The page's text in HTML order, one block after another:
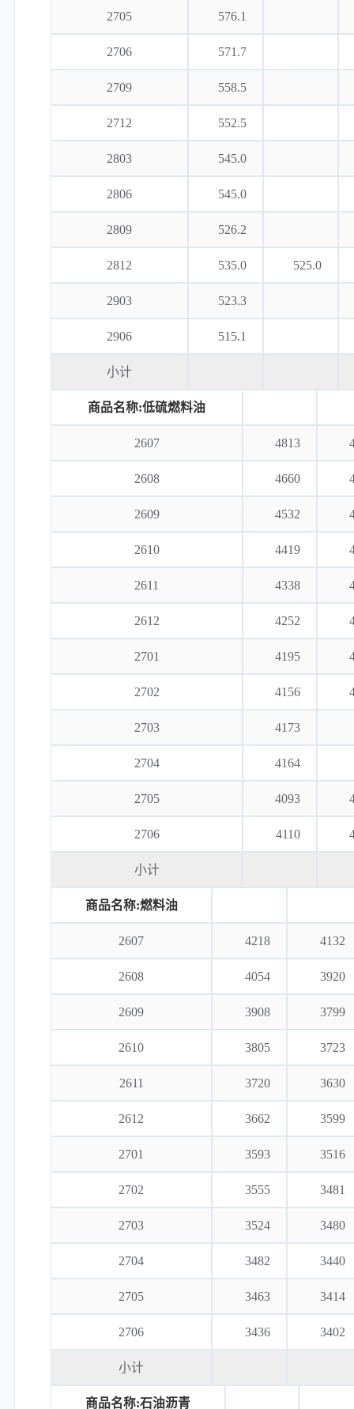
2705 576.1
2706 571.7
2709 558.5
2712 552.5
2803 545.0
2806 545.0
2809 526.2
2812 535.0 525.0
2903 523.3
2906 515.1
小计
商品名称:低硫燃料油
2607 4813
2608 4660
2609 4532
2610 4419
2611 4338
2612 4252
2701 4195
2702 4156
2703 4173
2704 4164
2705 4093
2706 4110
小计
商品名称:燃料油
2607 4218 4132
2608 4054 3920
2609 3908 3799
2610 3805 3723
2611 3720 3630
2612 3662 3599
2701 3593 3516
2702 3555 3481
2703 3524 3480
2704 3482 3440
2705 3463 3414
2706 3436 3402
小计
商品名称:石油沥青